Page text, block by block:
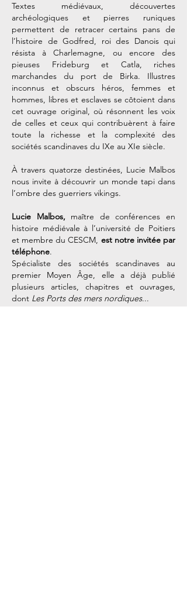
Textes médiévaux, découvertes
archéologiques et pierres runiques
permettent de retracer certains pans de
l’histoire de Godfred, roi des Danois qui
résista à Charlemagne, ou encore des
pieuses Frideburg et Catla, riches
marchandes du port de Birka. Illustres
inconnus et obscurs héros, femmes et
hommes, libres et esclaves se côtoient dans
cet ouvrage original, où résonnent les voix
de celles et ceux qui contribuèrent à faire
toute la richesse et la complexité des
sociétés scandinaves du IXe au XIe siècle.
À travers quatorze destinées, Lucie Malbos
nous invite à découvrir un monde tapi dans
l’ombre des guerriers vikings.
Lucie Malbos, maître de conférences en
histoire médiévale à l’université de Poitiers
et membre du CESCM, est notre invitée par
téléphone.
Spécialiste des sociétés scandinaves au
premier Moyen Âge, elle a déjà publié
plusieurs articles, chapitres et ouvrages,
dont Les Ports des mers nordiques...